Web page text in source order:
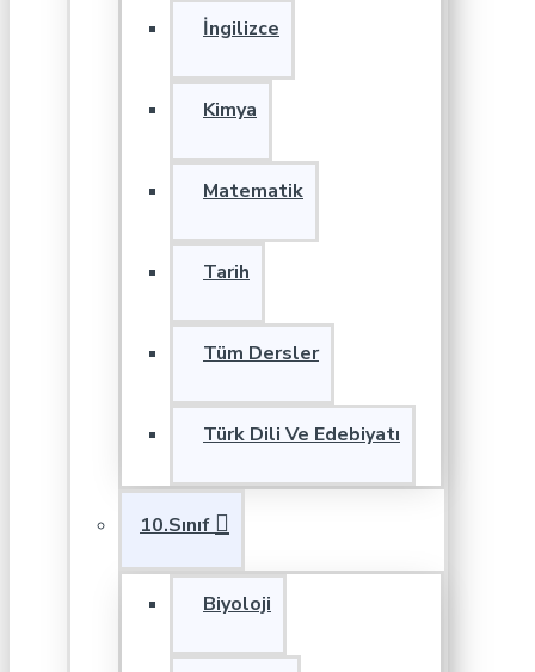
İngilizce
Kimya
Matematik
Tarih
Tüm Dersler
Türk Dili Ve Edebiyatı
10.Sınıf
Biyoloji